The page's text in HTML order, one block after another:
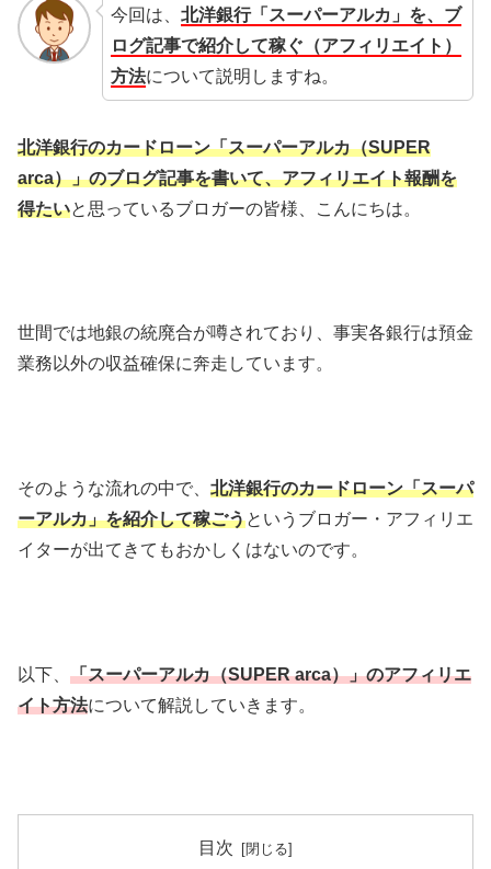
今回は、 北洋銀行「スーパーアルカ」を、ブ
ログ記事で紹介して稼ぐ（アフィリエイト）
方法について説明しますね。
北洋銀行のカードローン「スーパーアルカ（SUPER
arca）」のブログ記事を書いて、アフィリエイト報酬を
得たいと思っているブロガーの皆様、こんにちは。
世間では地銀の統廃合が噂されており、事実各銀行は預金
業務以外の収益確保に奔走しています。
そのような流れの中で、 北洋銀行のカードローン「スーパ
ーアルカ」を紹介して稼ごうというブロガー・アフィリエ
イターが出てきてもおかしくはないのです。
以下、 「スーパーアルカ（SUPER arca）」のアフィリエ
イト方法について解説していきます。
目次